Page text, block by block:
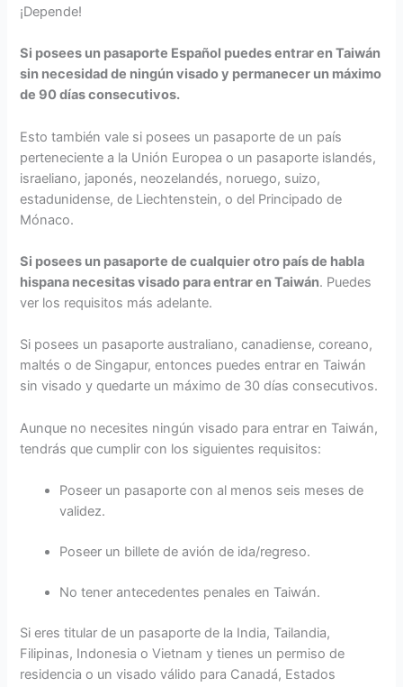
¡Depende!
Si posees un pasaporte Español puedes entrar en Taiwán
sin necesidad de ningún visado y permanecer un máximo
de 90 días consecutivos.
Esto también vale si posees un pasaporte de un país
perteneciente a la Unión Europea o un pasaporte islandés,
israeliano, japonés, neozelandés, noruego, suizo,
estadunidense, de Liechtenstein, o del Principado de
Mónaco.
Si posees un pasaporte de cualquier otro país de habla
hispana necesitas visado para entrar en Taiwán. Puedes
ver los requisitos más adelante.
Si posees un pasaporte australiano, canadiense, coreano,
maltés o de Singapur, entonces puedes entrar en Taiwán
sin visado y quedarte un máximo de 30 días consecutivos.
Aunque no necesites ningún visado para entrar en Taiwán,
tendrás que cumplir con los siguientes requisitos:
Poseer un pasaporte con al menos seis meses de
validez.
Poseer un billete de avión de ida/regreso.
No tener antecedentes penales en Taiwán.
Si eres titular de un pasaporte de la India, Tailandia,
Filipinas, Indonesia o Vietnam y tienes un permiso de
residencia o un visado válido para Canadá, Estados